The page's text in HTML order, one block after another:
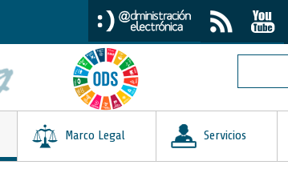
Marco Legal Servicios